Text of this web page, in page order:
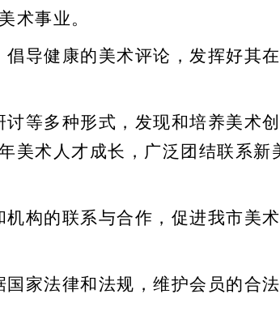
美术事业。
倡导健康的美术评论，发挥好其
等多种形式， 发现和培养美术
美术 人才成长，广泛团结联系新
构的联系与合作，促进我市美术
家法律和法规，维护会员的合法